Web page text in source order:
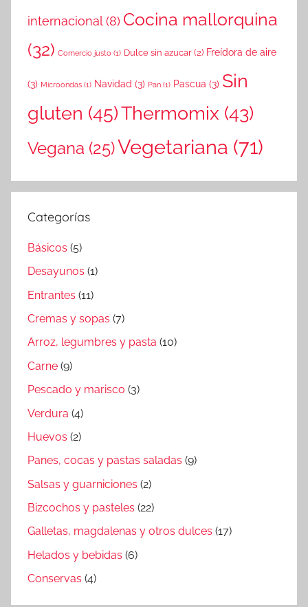
internacional(8) Cocina mallorquina
(32) Comercio justo (1) Dulce sin azucar (2) Freídora de aire
(3) Microondas (1) Navidad (3) Pan (1) Pascua (3) Sin
gluten (45)Thermomix (43)
Vegana (25)Vegetariana (71)
Categorías
Básicos (5)
Desayunos (1)
Entrantes (11)
Cremas y sopas (7)
Arroz, legumbres y pasta (10)
Carne (9)
Pescado y marisco (3)
Verdura (4)
Huevos (2)
Panes, cocas y pastas saladas (9)
Salsas y guarniciones (2)
Bizcochos y pasteles (22)
Galletas, magdalenas y otros dulces (17)
Helados y bebidas (6)
Conservas (4)